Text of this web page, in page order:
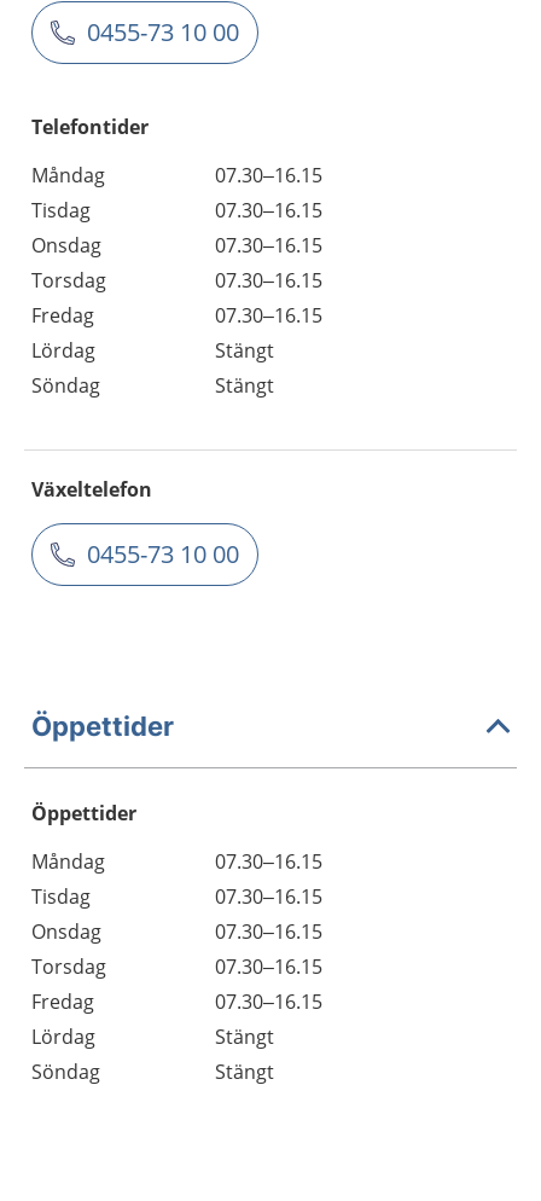
0455-73 10 00
Telefontider
Måndag
07.30–16.15
Tisdag
07.30–16.15
Onsdag
07.30–16.15
Torsdag
07.30–16.15
Fredag
07.30–16.15
Lördag
Stängt
Söndag
Stängt
Växeltelefon
0455-73 10 00
Öppettider
Öppettider
Dag
Öppettider
Kommentarer
Måndag
07.30–16.15
Tisdag
07.30–16.15
Onsdag
07.30–16.15
Torsdag
07.30–16.15
Fredag
07.30–16.15
Lördag
Stängt
Söndag
Stängt